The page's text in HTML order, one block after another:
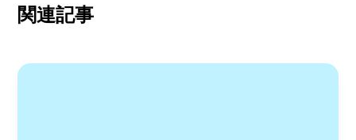
関連記事